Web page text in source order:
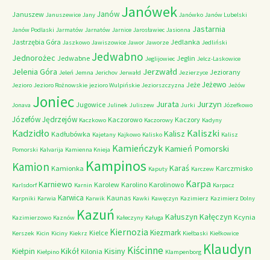
Januszew Januszewice Jany Janów Janówek Janówko Janów Lubelski
Janów Podlaski Jarmatów Jarnatów Jarnice Jarosławiec Jasionna Jastarnia
Jastrzębia Góra Jaszkowo Jawiszowice Jawor Jaworze Jedlanka Jedliński
Jednorożec Jedwabne Jedwabno Jeglijowiec Jeglin Jelcz-Laskowice
Jelenia Góra Jeleń Jemna Jerichov Jerwałd Jerzwałd Jezierzyce Jeziorany
Jezioro Jezioro Rożnowskie jezioro Wulpińskie Jeziorszczyzna Jeże Jeżewo Jeżów
Jonava Joniec Jugowice Julinek Juliszew Jurata Jurki Jurzyn Józefkowo
JózefówJędrzejów Kaczkowo Kaczorowo Kaczorowy Kaczory Kadyny
Kadzidło Kadłubówka Kajetany Kajkowo Kalisko Kalisz Kaliszki Kalisz
Pomorski Kalvarija Kamienna Knieja Kamieńczyk Kamień Pomorski
Kamion Kamionka Kampinos Kaputy Karaś Karczew Karczmisko
Karlsdorf Karniewo Karnin Karolew Karolino Karolinowo Karpa Karpacz
Karpniki Karwia Karwica Karwik Kaunas Kawki Kawęczyn Kazimierz Kazimierz Dolny
Kazimierzowo Kaznów Kazuń Kałeczyny Kaługa Kałuszyn Kałęczyn Kcynia
Kerszek Kicin Kiciny Kiekrz Kielce Kiernozia Kiezmark Kiełbaski Kiełkowice
Kiełpin Kiełpino Kikół Kilonia Kisiny Kiścinne Klampenborg Klaudyn